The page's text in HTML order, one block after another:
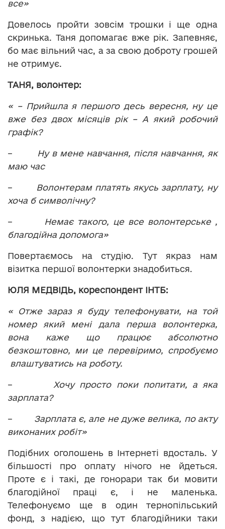
все»
Довелось пройти зовсім трошки і ще одна
скринька. Таня допомагає вже рік. Запевняє,
бо має вільний час, а за свою доброту грошей
не отримує.
ТАНЯ, волонтер:
« – Прийшла я першого десь вересня, ну це
вже без двох місяців рік – А який робочий
графік?
–
Ну в мене навчання, після навчання, як
маю час
– Волонтерам платять якусь зарплату, ну
хоча б символічну?
– Немає такого, це все волонтерське ,
благодійна допомога»
Повертаємось на студію. Тут якраз нам
візитка першої волонтерки знадобиться.
ЮЛЯ МЕДВІДЬ, кореспондент ІНТБ:
« Отже зараз я буду телефонувати, на той
номер який мені дала перша волонтерка,
вона каже що працює абсолютно
безкоштовно, ми це перевіримо, спробуємо
влаштуватись на роботу.
– Хочу просто поки попитати, а яка
зарплата?
– Зарплата є, але не дуже велика, по акту
виконаних робіт»
Подібних оголошень в Інтернеті вдосталь. У
більшості про оплату нічого не йдеться.
Проте є і такі, де гонорари так би мовити
благодійної праці є, і не маленька.
Телефонуємо ще в один тернопільський
фонд, з надією, що тут благодійники таки